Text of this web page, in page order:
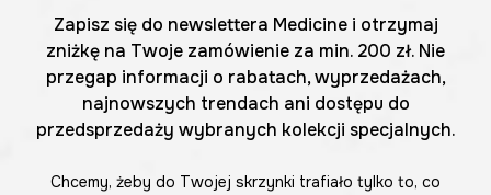
Zapisz się do newslettera Medicine i otrzymaj
zniżkę na Twoje zamówienie za min. 200 zł. Nie
przegap informacji o rabatach, wyprzedażach,
najnowszych trendach ani dostępu do
przedsprzedaży wybranych kolekcji specjalnych.
Chcemy, żeby do Twojej skrzynki trafiało tylko to, co